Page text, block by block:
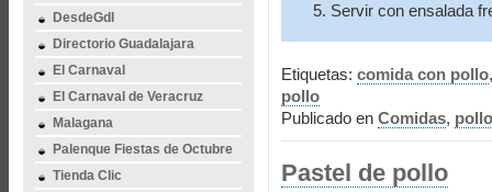
DesdeGdl
Directorio Guadalajara
El Carnaval
El Carnaval de Veracruz
Malagana
Palenque Fiestas de Octubre
Tienda Clic
Servir con ensalada
Etiquetas: comida con pollo
pollo
Publicado en Comidas, pollo
Pastel de pollo